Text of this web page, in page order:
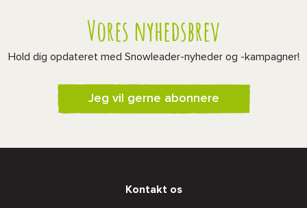
Vores nyhedsbrev
Hold dig opdateret med Snowleader-nyheder og -kampagner!
Jeg vil gerne abonnere
Kontakt os